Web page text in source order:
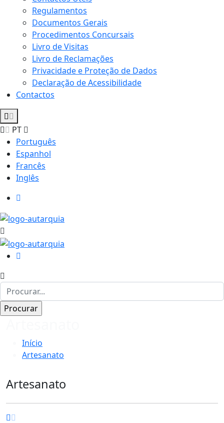
Regulamentos
Documentos Gerais
Procedimentos Concursais
Livro de Visitas
Livro de Reclamações
Privacidade e Proteção de Dados
Declaração de Acessibilidade
Contactos
PT
Português
Espanhol
Francês
Inglês
Início
Artesanato
Artesanato